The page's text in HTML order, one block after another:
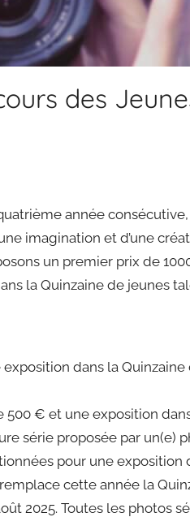
des
année
imagination et d’une
un premier prix de
la Quinzaine de jeunes
dans la
500 € et une exposition
série proposée par un(e)
pour une exposition
cette année la
2025. Toutes les photos